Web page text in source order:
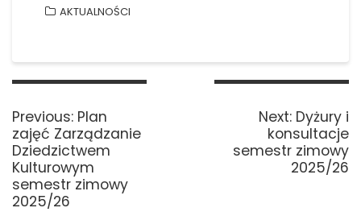
AKTUALNOŚCI
Nawigacja
Previous: Previous
post:
Plan
zajęć Zarządzanie
Dziedzictwem
Kulturowym
semestr zimowy
2025/26
Next: Next
post:
Dyżury i
konsultacje
semestr zimowy
2025/26